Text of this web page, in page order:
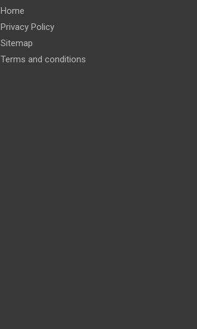
Home
Privacy Policy
Sitemap
Terms and conditions